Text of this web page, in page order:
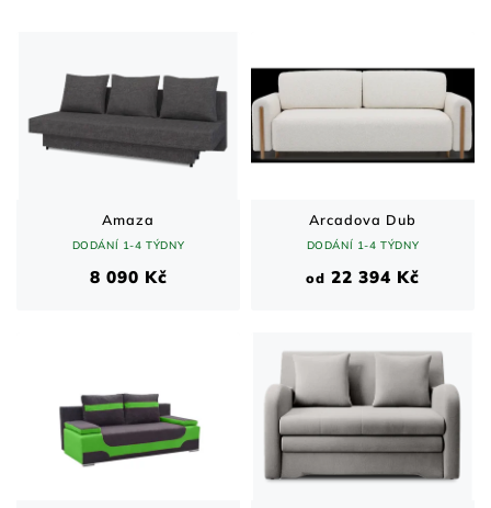
d
Amaza
DODÁNÍ 1-4 TÝDNY
8 090 Kč
Arcadova Dub
DODÁNÍ 1-4 TÝDNY
od 22 394 Kč